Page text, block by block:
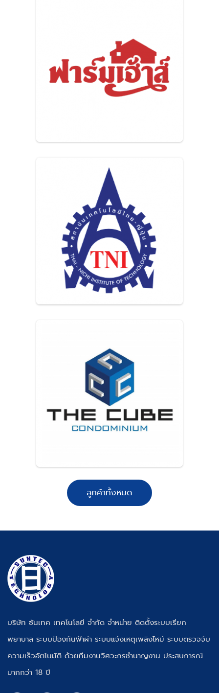
ลูกค้าทั้งหมด
บริษัท ซันเทค เทคโนโลยี จำกัด จำหน่าย ติดตั้งระบบเรียก
พยาบาล ระบบป้องกันฟ้าผ่า ระบบแจ้งเหตุเพลิงไหม้ ระบบตรวจจับ
ความเร็วอัตโนมัติ ด้วยทีมงานวิศวะกรชำนาญงาน ประสบการณ์
มากกว่า 18 ปี